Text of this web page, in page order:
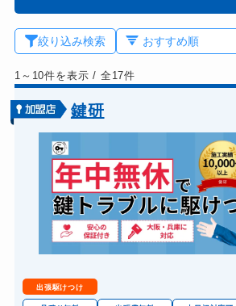
絞り込み検索
1～10件を表示/ 全17件
鍵研
出張駆けつけ